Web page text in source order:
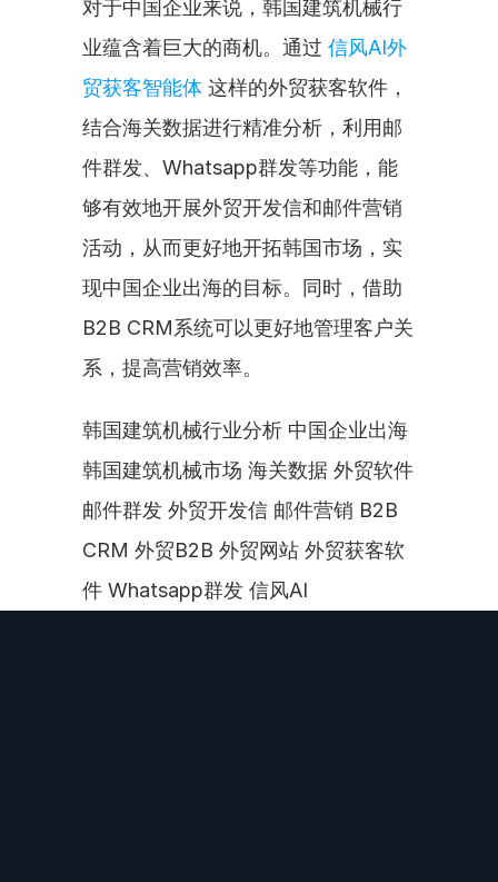
对于中国企业来说，韩国建筑机械行
业蕴含着巨大的商机。通过 信风AI外
贸获客智能体 这样的外贸获客软件，
结合海关数据进行精准分析，利用邮
件群发、Whatsapp群发等功能，能
够有效地开展外贸开发信和邮件营销
活动，从而更好地开拓韩国市场，实
现中国企业出海的目标。同时，借助
B2B CRM系统可以更好地管理客户关
系，提高营销效率。
韩国建筑机械行业分析 中国企业出海
韩国建筑机械市场 海关数据 外贸软件
邮件群发 外贸开发信 邮件营销 B2B
CRM 外贸B2B 外贸网站 外贸获客软
件 Whatsapp群发 信风AI